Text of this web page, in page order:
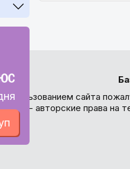
сайта
- авторские права на